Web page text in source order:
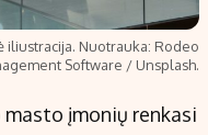
iliustracija. Nuotrauka: Rodeo
Software / Unsplash.
įmonių renkasi